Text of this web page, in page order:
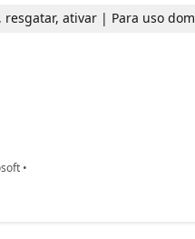
ativar | Para uso
•